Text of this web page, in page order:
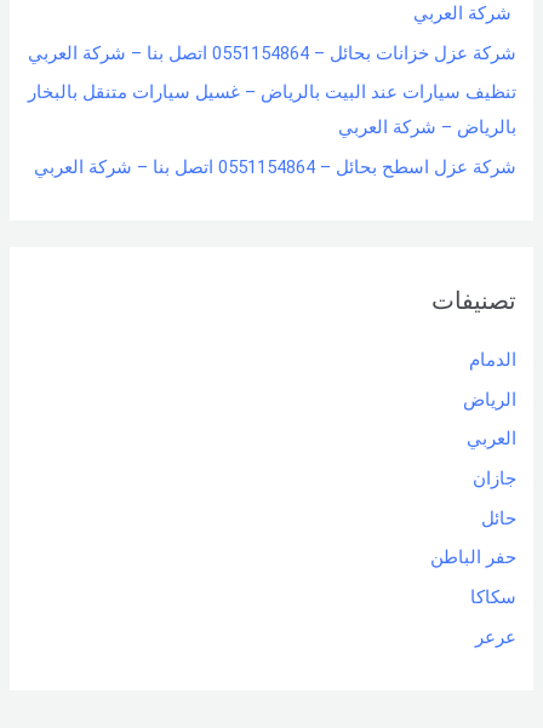
شركة العربي
شركة عزل خزانات بحائل – 0551154864 اتصل بنا – شركة العربي
تنظيف سيارات عند البيت بالرياض – غسيل سيارات متنقل بالبخار
بالرياض – شركة العربي
شركة عزل اسطح بحائل – 0551154864 اتصل بنا – شركة العربي
تصنيفات
الدمام
الرياض
العربي
جازان
حائل
حفر الباطن
سكاكا
عرعر